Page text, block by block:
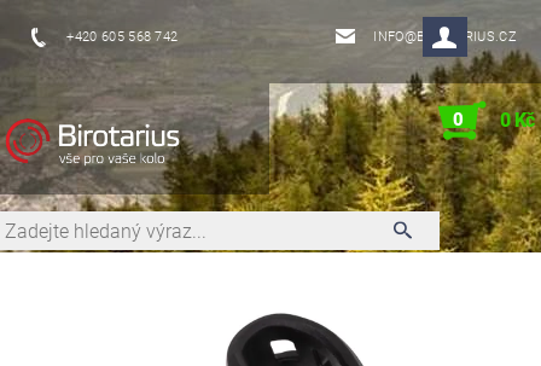
+420 605 568 742 INFO@BIROTARIUS.CZ
0 0 Kč